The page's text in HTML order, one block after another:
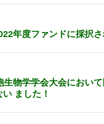
年度ファンドに採択さ
生物学学会大会におい
ました！